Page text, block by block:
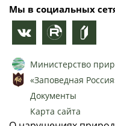
Мы в социальных
Министерство
«Заповедная
Документы
Карта сайта